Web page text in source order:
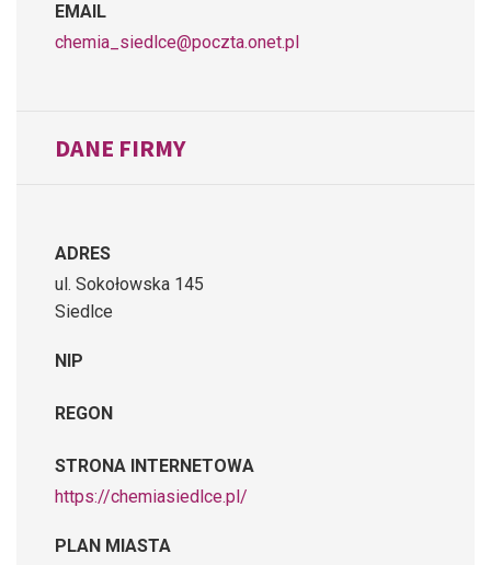
EMAIL
chemia_siedlce@poczta.onet.pl
DANE FIRMY
ADRES
ul. Sokołowska 145
Siedlce
NIP
REGON
STRONA INTERNETOWA
https://chemiasiedlce.pl/
PLAN MIASTA